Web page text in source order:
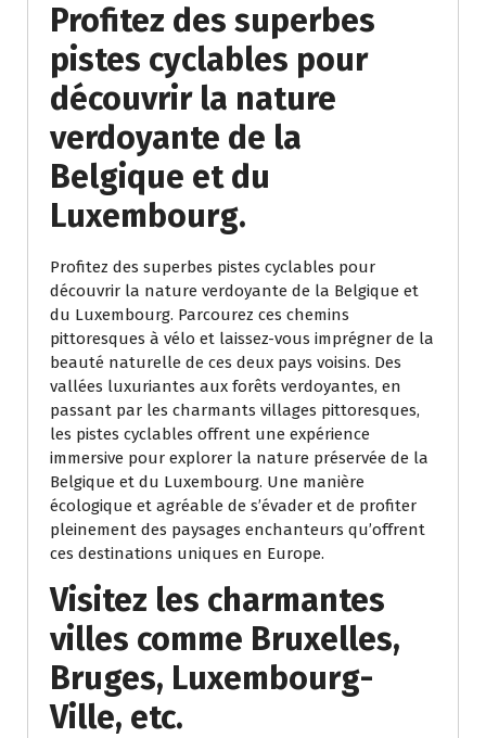
Profitez des superbes
pistes cyclables pour
découvrir la nature
verdoyante de la
Belgique et du
Luxembourg.
Profitez des superbes pistes cyclables pour
découvrir la nature verdoyante de la Belgique et
du Luxembourg. Parcourez ces chemins
pittoresques à vélo et laissez-vous imprégner de la
beauté naturelle de ces deux pays voisins. Des
vallées luxuriantes aux forêts verdoyantes, en
passant par les charmants villages pittoresques,
les pistes cyclables offrent une expérience
immersive pour explorer la nature préservée de la
Belgique et du Luxembourg. Une manière
écologique et agréable de s’évader et de profiter
pleinement des paysages enchanteurs qu’offrent
ces destinations uniques en Europe.
Visitez les charmantes
villes comme Bruxelles,
Bruges, Luxembourg-
Ville, etc.